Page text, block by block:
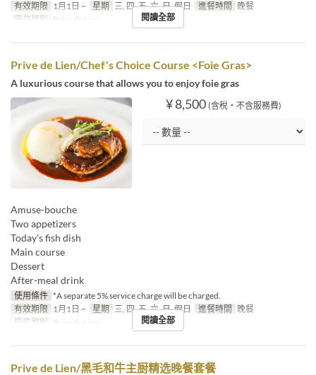
有效期限 1月1日 ~ 星期 三, 四, 五, 六, 日, 假日 進餐時間 晚餐
座位類別 Prive de Lien 閱讀全部
Prive de Lien/Chef's Choice Course <Foie Gras>
A luxurious course that allows you to enjoy foie gras
¥ 8,500 (含稅・不含服務費)
Amuse-bouche
Two appetizers
Today's fish dish
Main course
Dessert
After-meal drink
使用條件 *A separate 5% service charge will be charged.
有效期限 1月1日 ~ 星期 三, 四, 五, 六, 日, 假日 進餐時間 晚餐
座位類別 Prive de Lien 閱讀全部
Prive de Lien/黑毛和牛主厨精选晚餐套餐